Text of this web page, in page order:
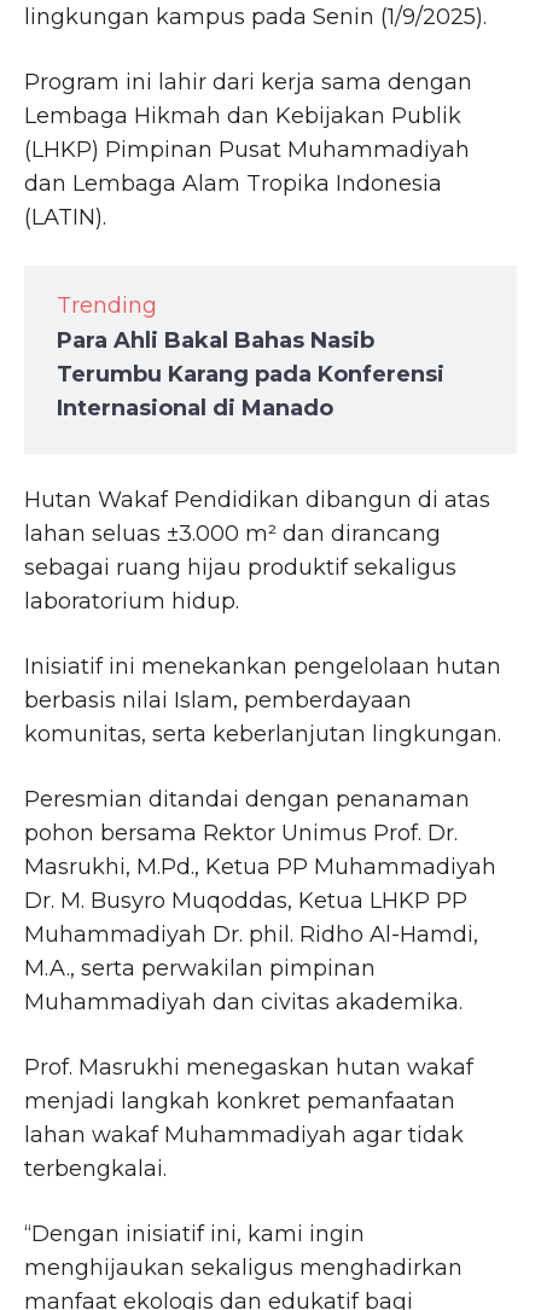
lingkungan kampus pada Senin (1/9/2025).
Program ini lahir dari kerja sama dengan
Lembaga Hikmah dan Kebijakan Publik
(LHKP) Pimpinan Pusat Muhammadiyah
dan Lembaga Alam Tropika Indonesia
(LATIN).
Trending
Para Ahli Bakal Bahas Nasib
Terumbu Karang pada Konferensi
Internasional di Manado
Hutan Wakaf Pendidikan dibangun di atas
lahan seluas ±3.000 m² dan dirancang
sebagai ruang hijau produktif sekaligus
laboratorium hidup.
Inisiatif ini menekankan pengelolaan hutan
berbasis nilai Islam, pemberdayaan
komunitas, serta keberlanjutan lingkungan.
Peresmian ditandai dengan penanaman
pohon bersama Rektor Unimus Prof. Dr.
Masrukhi, M.Pd., Ketua PP Muhammadiyah
Dr. M. Busyro Muqoddas, Ketua LHKP PP
Muhammadiyah Dr. phil. Ridho Al-Hamdi,
M.A., serta perwakilan pimpinan
Muhammadiyah dan civitas akademika.
Prof. Masrukhi menegaskan hutan wakaf
menjadi langkah konkret pemanfaatan
lahan wakaf Muhammadiyah agar tidak
terbengkalai.
“Dengan inisiatif ini, kami ingin
menghijaukan sekaligus menghadirkan
manfaat ekologis dan edukatif bagi